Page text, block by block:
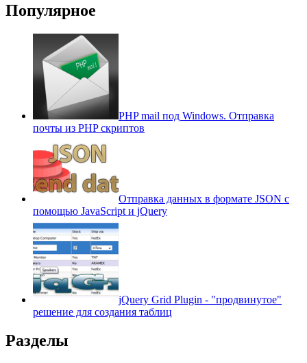
Популярное
PHP mail под Windows. Отправка
почты из PHP скриптов
Отправка данных в формате JSON с
помощью JavaScript и jQuery
jQuery Grid Plugin - "продвинутое"
решение для создания таблиц
Разделы